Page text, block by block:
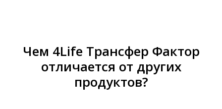
Чем 4Life Трансфер Фактор
отличается от других
продуктов?